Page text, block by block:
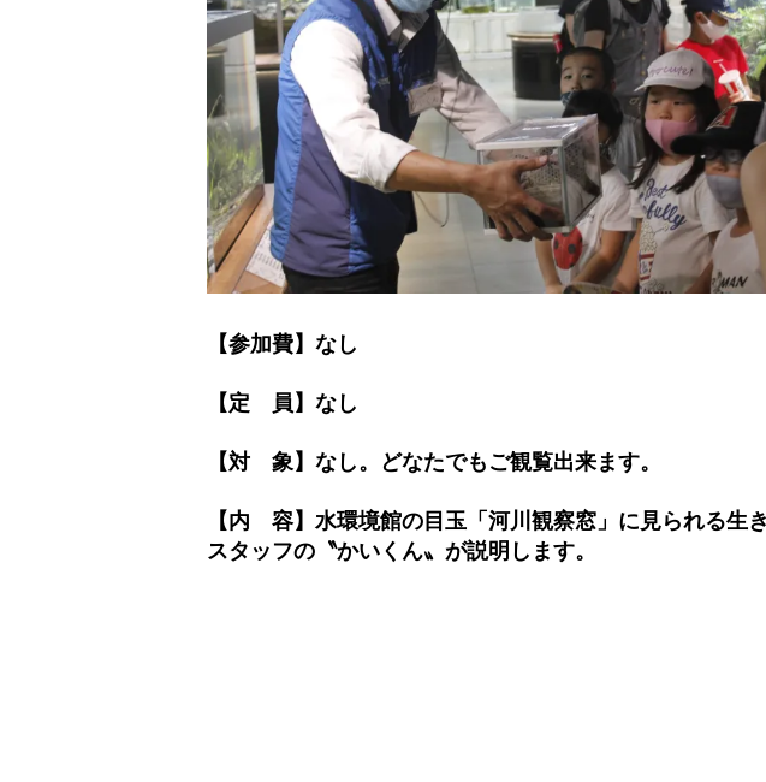
【参加費】なし
【定 員】なし
【対 象】なし。どなたでもご観覧出来ます。
【内 容】水環境館の目玉「河川観察窓」に見られる生
スタッフの〝かいくん〟が説明します。